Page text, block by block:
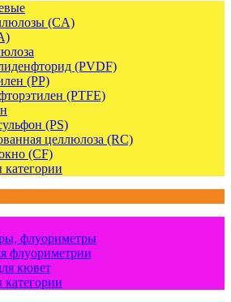
(CA)
(PVDF)
(PP)
(PTFE)
(PS)
целлюлоза (RC)
(CF)
категории
флуориметры
флуориметрии
кювет
категории